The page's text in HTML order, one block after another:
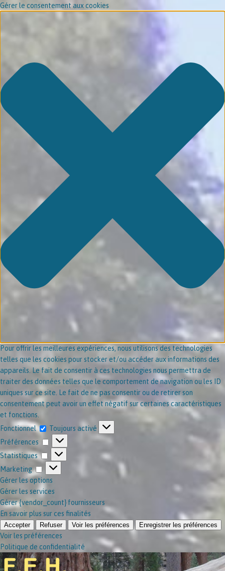
Gérer le consentement aux cookies
Pour offrir les meilleures expériences, nous utilisons des technologies
telles que les cookies pour stocker et/ou accéder aux informations des
appareils. Le fait de consentir à ces technologies nous permettra de
traiter des données telles que le comportement de navigation ou les ID
uniques sur ce site. Le fait de ne pas consentir ou de retirer son
consentement peut avoir un effet négatif sur certaines caractéristiques
et fonctions.
Fonctionnel
Toujours activé
Préférences
Statistiques
Marketing
Gérer les options
Gérer les services
Gérer {vendor_count} fournisseurs
En savoir plus sur ces finalités
Accepter Refuser Voir les préférences Enregistrer les préférences
Voir les préférences
Politique de confidentialité